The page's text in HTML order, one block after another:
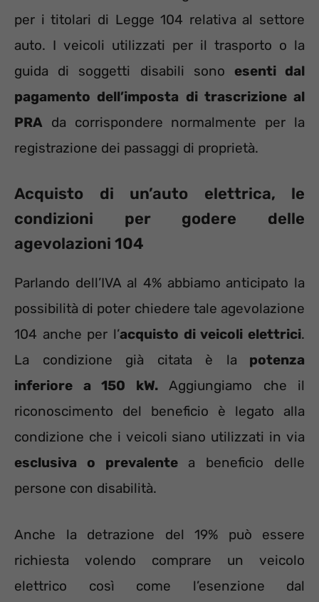
per i titolari di Legge 104 relativa al settore
auto. I veicoli utilizzati per il trasporto o la
guida di soggetti disabili sono esenti dal
pagamento dell’imposta di trascrizione al
PRA da corrispondere normalmente per la
registrazione dei passaggi di proprietà.
Acquisto di un’auto elettrica, le
condizioni per godere delle
agevolazioni 104
Parlando dell’IVA al 4% abbiamo anticipato la
possibilità di poter chiedere tale agevolazione
104 anche per l’acquisto di veicoli elettrici.
La condizione già citata è la potenza
inferiore a 150 kW.Aggiungiamo che il
riconoscimento del beneficio è legato alla
condizione che i veicoli siano utilizzati in via
esclusiva o prevalentea beneficio delle
persone con disabilità.
Anche la detrazione del 19% può essere
richiesta volendo comprare un veicolo
elettrico così come l’esenzione dal